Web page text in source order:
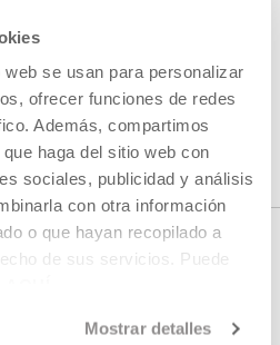
se usan para personalizar
ofrecer funciones de redes
Además, compartimos
haga del sitio web con
sociales, publicidad y análisis
con otra información
o que hayan recopilado a
de sus servicios. Puede
Mostrar detalles